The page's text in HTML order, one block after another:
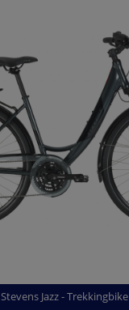
Stevens Jazz - Trekkingbike